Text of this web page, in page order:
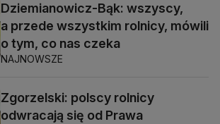
Dziemianowicz-Bąk: wszyscy,
a przede wszystkim rolnicy, mówili
o tym, co nas czeka
NAJNOWSZE
Zgorzelski: polscy rolnicy
odwracają się od Prawa